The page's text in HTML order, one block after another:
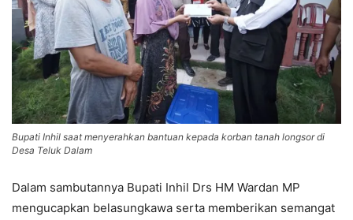
Bupati Inhil saat menyerahkan bantuan kepada korban tanah longsor di
Desa Teluk Dalam
Dalam sambutannya Bupati Inhil Drs HM Wardan MP
mengucapkan belasungkawa serta memberikan semangat